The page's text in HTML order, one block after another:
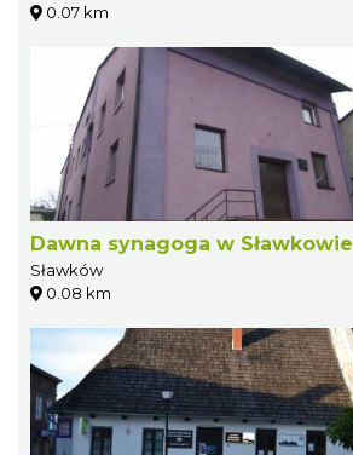
0.07 km
Dawna synagoga w Sławkowie
Sławków
0.08 km